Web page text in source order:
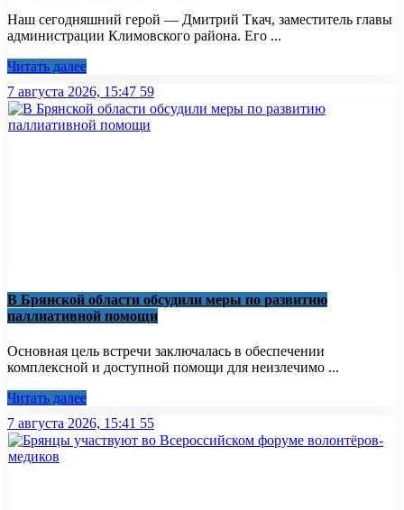
Наш сегодняшний герой — Дмитрий Ткач, заместитель главы
администрации Климовского района. Его ...
Читать далее
7 августа 2026, 15:47 59
В Брянской области обсудили меры по развитию
паллиативной помощи
Основная цель встречи заключалась в обеспечении
комплексной и доступной помощи для неизлечимо ...
Читать далее
7 августа 2026, 15:41 55